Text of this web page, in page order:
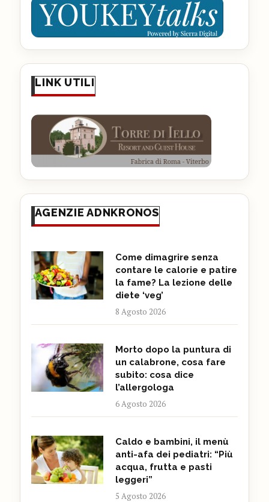
LINK UTILI
AGENZIE ADNKRONOS
Come dimagrire senza
contare le calorie e patire
la fame? La lezione delle
diete ‘veg’
8 Agosto 2026
Morto dopo la puntura di
un calabrone, cosa fare
subito: cosa dice
l’allergologa
6 Agosto 2026
Caldo e bambini, il menù
anti-afa dei pediatri: “Più
acqua, frutta e pasti
leggeri”
5 Agosto 2026